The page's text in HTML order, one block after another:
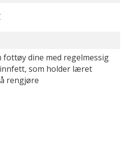
dine med regelmessig
som holder læret
rengjøre